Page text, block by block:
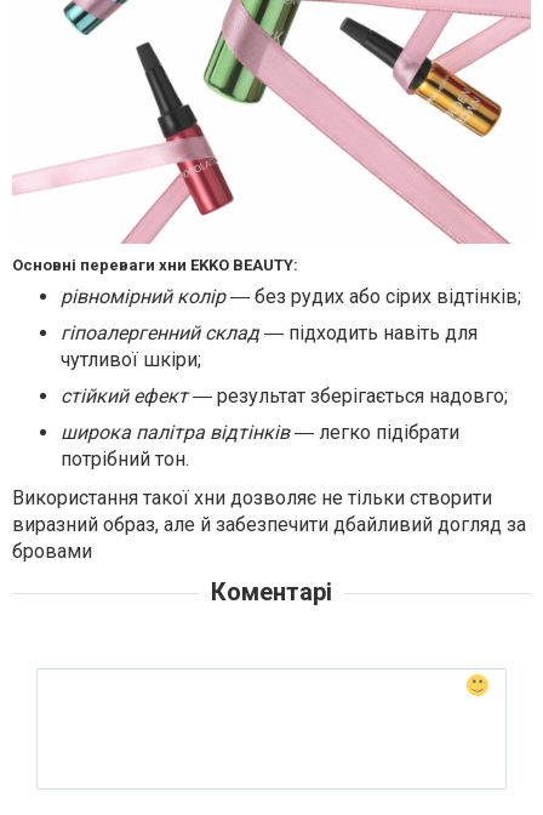
Основні переваги хни EKKO BEAUTY:
рівномірний колір― без рудих або сірих відтінків;
гіпоалергенний склад ― підходить навіть для
чутливої шкіри;
стійкий ефект― результат зберігається надовго;
широка палітра відтінків― легко підібрати
потрібний тон.
Використання такої хни дозволяє не тільки створити
виразний образ, але й забезпечити дбайливий догляд за
бровами
Коментарі